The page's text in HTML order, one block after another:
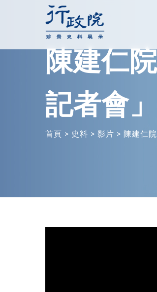
陳建仁
記者會」
首頁 > 史料 > 影片 > 陳建仁